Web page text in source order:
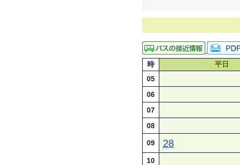
時 平日
05
06
07
08
09 28
10